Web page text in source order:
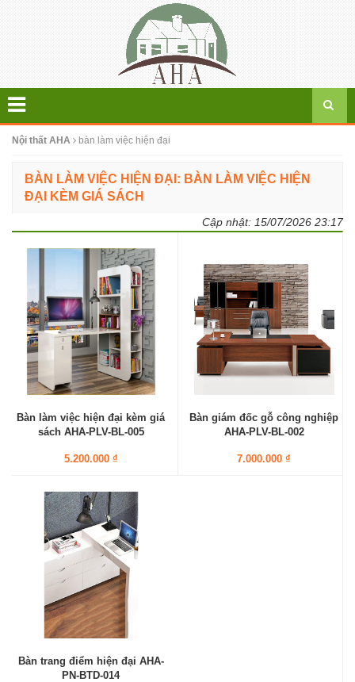
Nội thất AHA bàn làm việc hiện đại
BÀN LÀM VIỆC HIỆN ĐẠI: BÀN LÀM VIỆC HIỆN
ĐẠI KÈM GIÁ SÁCH
Cập nhật: 15/07/2026 23:17
Bàn làm việc hiện đại kèm giá
sách AHA-PLV-BL-005
5.200.000 ₫
Bàn giám đốc gỗ công nghiệp
AHA-PLV-BL-002
7.000.000 ₫
Bàn trang điểm hiện đại AHA-
PN-BTD-014